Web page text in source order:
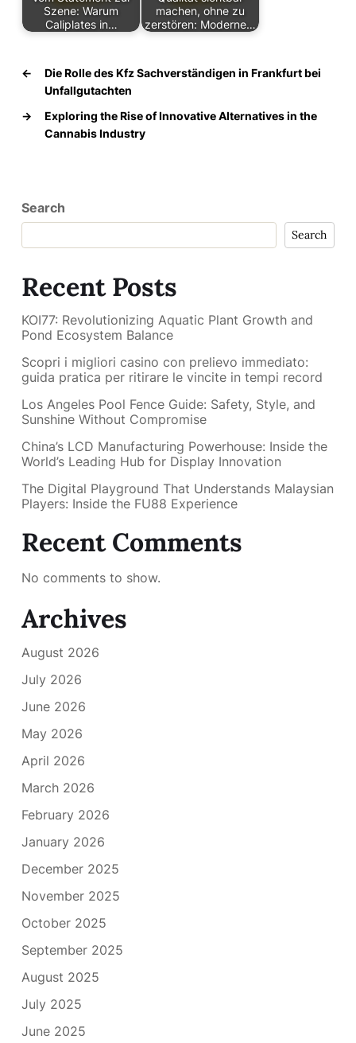
Szene: Warum
Caliplates in…
machen, ohne zu
zerstören: Moderne…
←
Die Rolle des Kfz Sachverständigen in Frankfurt bei
Unfallgutachten
→
Exploring the Rise of Innovative Alternatives in the
Cannabis Industry
Search
Search
Recent Posts
KOI77: Revolutionizing Aquatic Plant Growth and
Pond Ecosystem Balance
Scopri i migliori casino con prelievo immediato:
guida pratica per ritirare le vincite in tempi record
Los Angeles Pool Fence Guide: Safety, Style, and
Sunshine Without Compromise
China’s LCD Manufacturing Powerhouse: Inside the
World’s Leading Hub for Display Innovation
The Digital Playground That Understands Malaysian
Players: Inside the FU88 Experience
Recent Comments
No comments to show.
Archives
August 2026
July 2026
June 2026
May 2026
April 2026
March 2026
February 2026
January 2026
December 2025
November 2025
October 2025
September 2025
August 2025
July 2025
June 2025